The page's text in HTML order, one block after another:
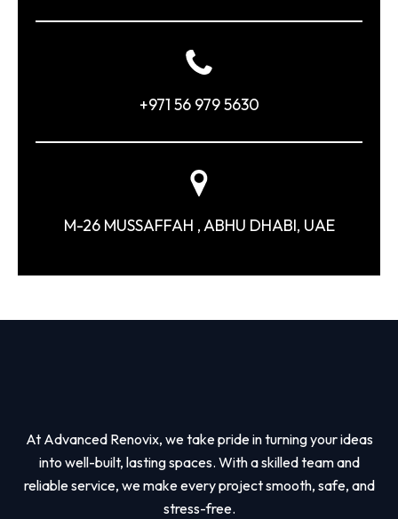
+971 56 979 5630
M-26 MUSSAFFAH , ABHU DHABI, UAE
At Advanced Renovix, we take pride in turning your ideas
into well-built, lasting spaces. With a skilled team and
reliable service, we make every project smooth, safe, and
stress-free.